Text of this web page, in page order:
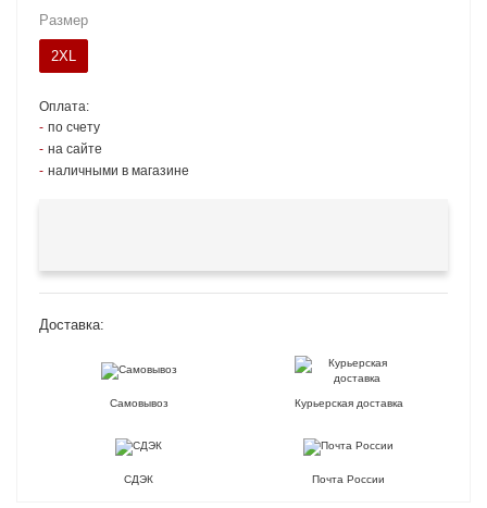
Размер
2XL
Оплата:
по счету
на сайте
наличными в магазине
Доставка:
Самовывоз Курьерская доставка
СДЭК Почта России